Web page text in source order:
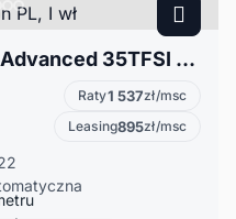
Audi Q3 II 1.5 VAT 23% Advanced 35TFSI mHEV 150KM S-tronic 2022 r., salon PL, I wł
Raty1 537zł/msc
Leasing895zł/msc